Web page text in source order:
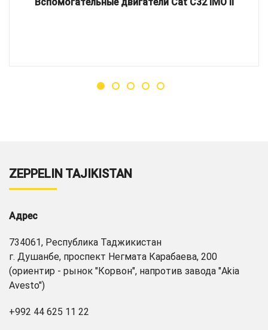
ZEPPELIN TAJIKISTAN
Адрес
734061, Республика Таджикистан
г. Душанбе, проспект Негмата Карабаева, 200
(ориентир - рынок "Корвон", напротив завода "Akia
Avesto")
+992 44 625 11 22